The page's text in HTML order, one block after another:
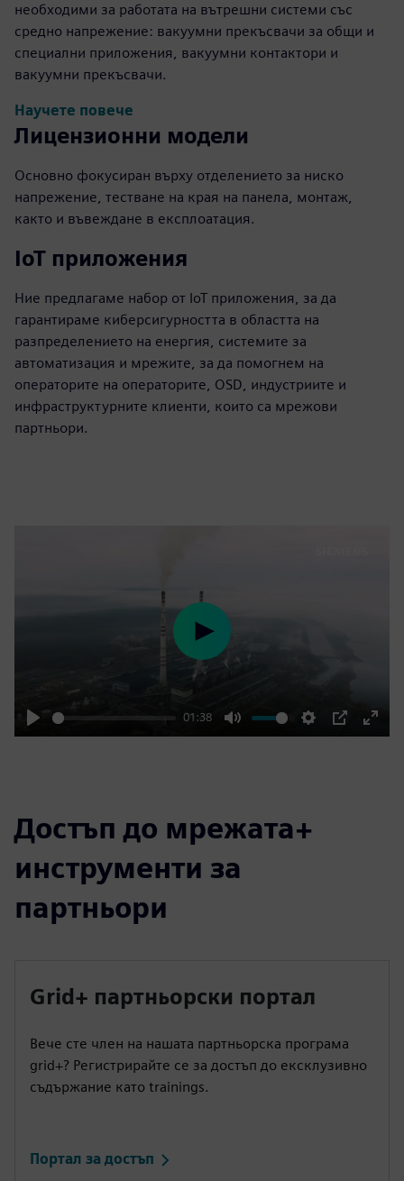
необходими за работата на вътрешни системи със
средно напрежение: вакуумни прекъсвачи за общи и
специални приложения, вакуумни контактори и
вакуумни прекъсвачи.
Научете повече
Лицензионни модели
Основно фокусиран върху отделението за ниско
напрежение, тестване на края на панела, монтаж,
както и въвеждане в експлоатация.
IoT приложения
Ние предлагаме набор от IoT приложения, за да
гарантираме киберсигурността в областта на
разпределението на енергия, системите за
автоматизация и мрежите, за да помогнем на
операторите на операторите, OSD, индустриите и
инфраструктурните клиенти, които са мрежови
партньори.
Play
01:38
Mute Settings
PIP
Enter
Play
Достъп до мрежата+
инструменти за
партньори
Grid+ партньорски портал
Вече сте член на нашата партньорска програма
grid+? Регистрирайте се за достъп до ексклузивно
съдържание като trainings.
Портал за достъп